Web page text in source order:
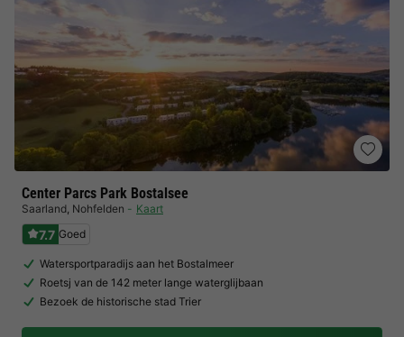
Center Parcs Park Bostalsee
Saarland, Nohfelden Kaart
7.7 Goed
Watersportparadijs aan het Bostalmeer
Roetsj van de 142 meter lange waterglijbaan
Bezoek de historische stad Trier